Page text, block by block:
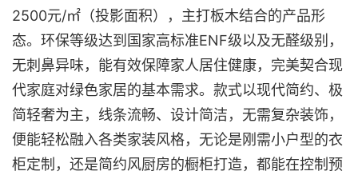
2500元/㎡（投影面积），主打板木结合的产品形
态。环保等级达到国家高标准ENF级以及无醛级别，
无刺鼻异味，能有效保障家人居住健康，完美契合现
代家庭对绿色家居的基本需求。款式以现代简约、极
简轻奢为主，线条流畅、设计简洁，无需复杂装饰，
便能轻松融入各类家装风格，无论是刚需小户型的衣
柜定制，还是简约风厨房的橱柜打造，都能在控制预